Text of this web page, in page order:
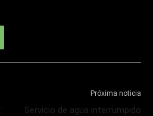
Próxima noticia
Servicio de agua interrumpido